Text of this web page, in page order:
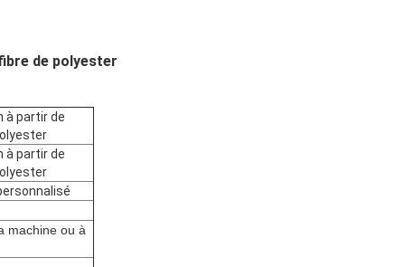
de polyester
à partir de
à partir de
machine ou à